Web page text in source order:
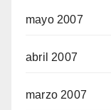
mayo 2007
abril 2007
marzo 2007